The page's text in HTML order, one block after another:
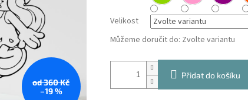
od 360 Kč
–19 %
Velikost
Můžeme doručit do: Zvolte variantu
Přidat do košíku